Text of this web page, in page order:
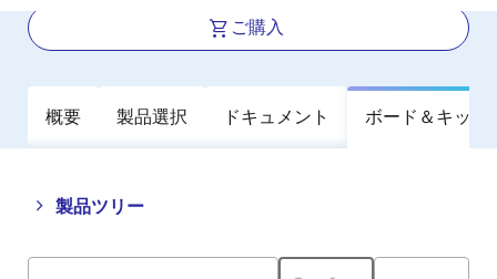
ご購入
概要 製品選択 ドキュメント ボード＆キット
製品ツリー
Close
tree
Open
tree